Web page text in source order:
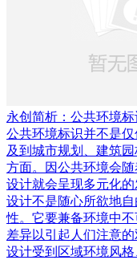
永创简析：公共环境
公共环境标识并不是
及到城市规划、建筑
方面。因公共环境会
设计就会呈现多元化
设计不是随心所欲地
性。它要兼备环境中
差异以引起人们注意
设计受到区域环境风